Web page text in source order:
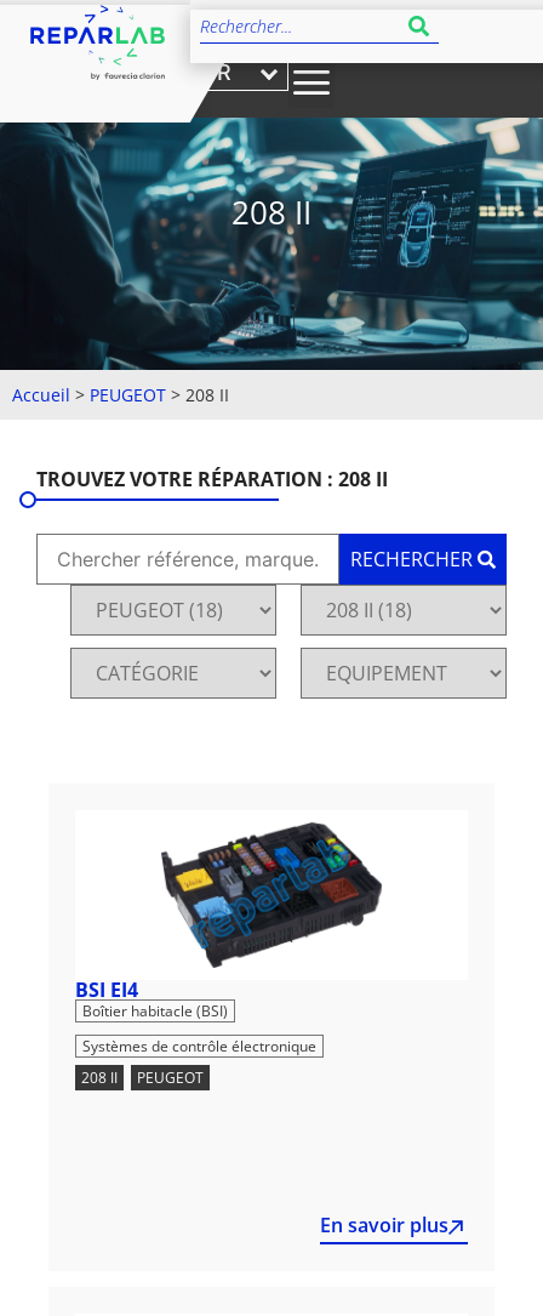
FR
208 II
Accueil > PEUGEOT > 208 II
TROUVEZ VOTRE RÉPARATION : 208 II
RECHERCHER
BSI EI4
Boîtier habitacle (BSI)
Systèmes de contrôle électronique
208 II
PEUGEOT
En savoir plus